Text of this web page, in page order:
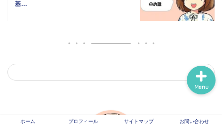
基...
ホーム プロフィール サイトマップ お問い合わせ
Menu
信頼できる医療情報系サ